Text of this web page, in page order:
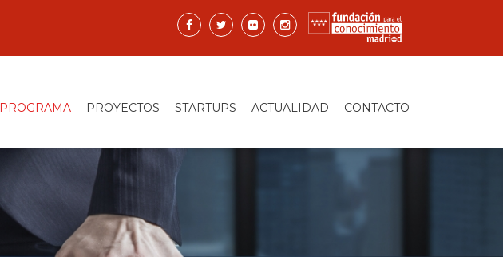
PROGRAMA PROYECTOS STARTUPS ACTUALIDAD CONTACTO